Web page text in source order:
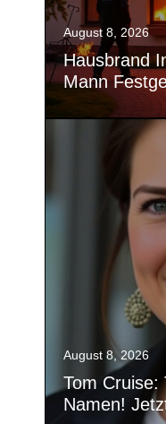
August 8, 2026
Hausbrand
Mann
August 8, 2026
Tom Cruise:
Namen!